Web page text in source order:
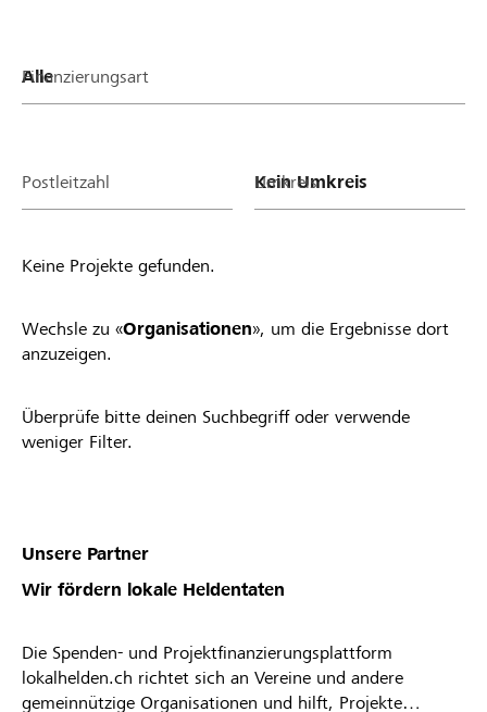
Finanzierungsart
Postleitzahl Umkreis
Keine Projekte gefunden.
Wechsle zu «Organisationen», um die Ergebnisse dort
anzuzeigen.
Überprüfe bitte deinen Suchbegriff oder verwende
weniger Filter.
Unsere Partner
Wir fördern lokale Heldentaten
Die Spenden- und Projektfinanzierungsplattform
lokalhelden.ch richtet sich an Vereine und andere
gemeinnützige Organisationen und hilft, Projekte